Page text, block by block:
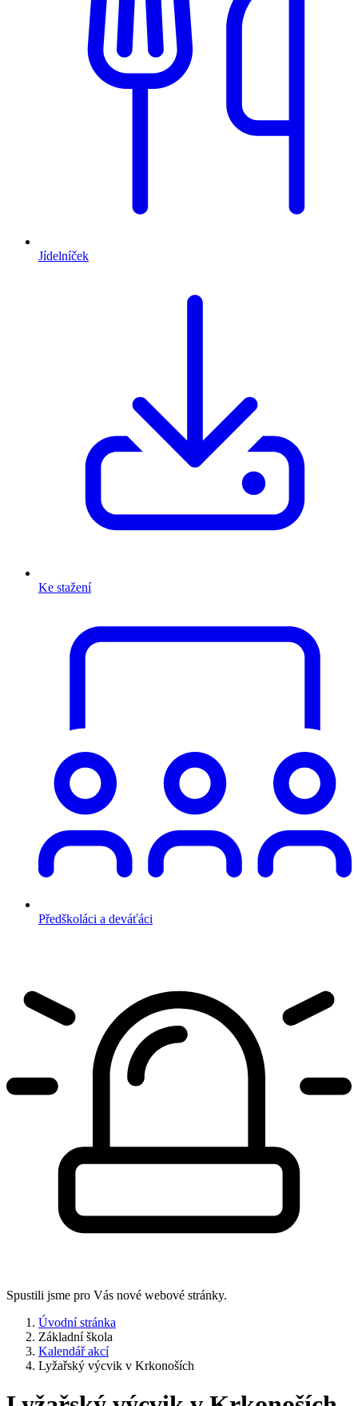
Jídelníček
Ke stažení
Předškoláci a deváťáci
Spustili jsme pro Vás nové webové stránky.
Úvodní stránka
Základní škola
Kalendář akcí
Lyžařský výcvik v Krkonoších